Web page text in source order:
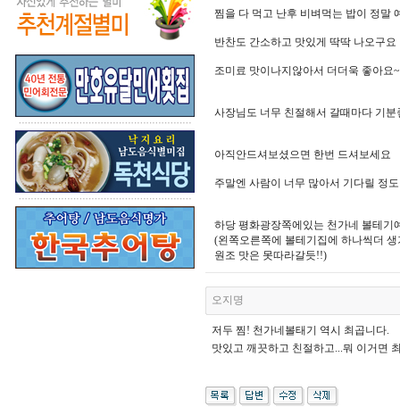
찜을 다 먹고 난후 비벼먹는 밥이 정말
반찬도 간소하고 맛있게 딱딱 나오구요
조미료 맛이나지않아서 더더욱 좋아요~
사장님도 너무 친절해서 갈때마다 기
아직안드셔보셨으면 한번 드셔보세요
주말엔 사람이 너무 많아서 기다릴 정
하당 평화광장쪽에있는 천가네 볼테기
(왼쪽오른쪽에 볼테기집에 하나씩더
원조 맛은 못따라갈듯!!)
오지명
저두 찜! 천가네볼태기 역시 최곱니다.
맛있고 깨끗하고 친절하고...뭐 이거면